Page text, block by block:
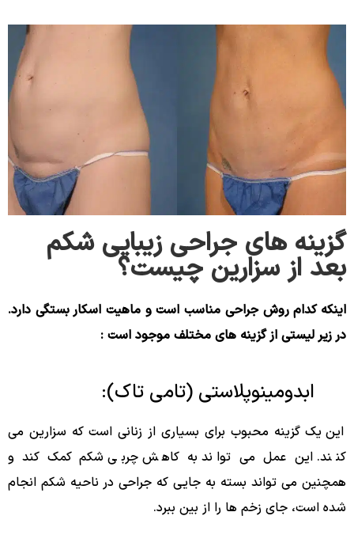
گزینه های جراحی زیبایی شکم
بعد از سزارین چیست؟
اینکه کدام روش جراحی مناسب است و ماهیت اسکار بستگی دارد.
در زیر لیستی از گزینه های مختلف موجود است :
ابدومینوپلاستی (تامی تاک):
این یک گزینه محبوب برای بسیاری از زنانی است که سزارین می
کنند. این عمل می تواند به کاهش چربی شکم کمک کند و
همچنین می تواند بسته به جایی که جراحی در ناحیه شکم انجام
شده است، جای زخم ها را از بین ببرد.